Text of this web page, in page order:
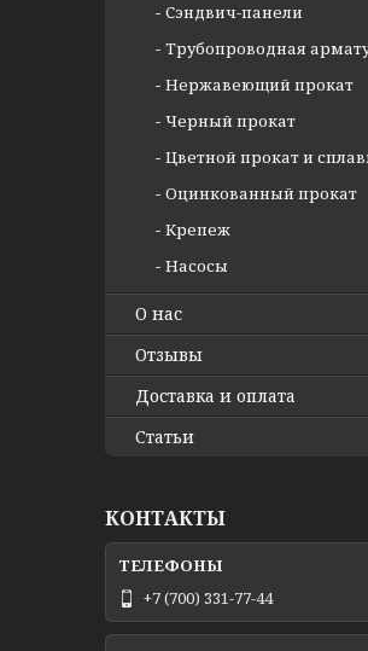
Сэндвич-панели
Трубопроводная
Нержавеющий прокат
Черный прокат
Цветной прокат и
Оцинкованный прокат
Крепеж
Насосы
О нас
Отзывы
Доставка и оплата
Статьи
КОНТАКТЫ
+7 (700) 331-77-44